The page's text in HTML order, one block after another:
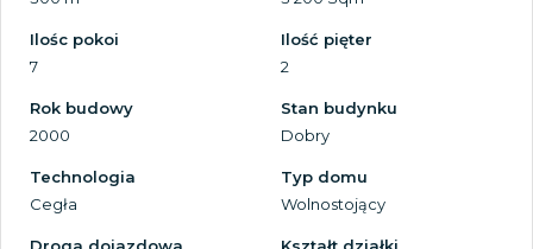
Ilośc pokoi
7
Ilość pięter
2
Rok budowy
2000
Stan budynku
Dobry
Technologia
Cegła
Typ domu
Wolnostojący